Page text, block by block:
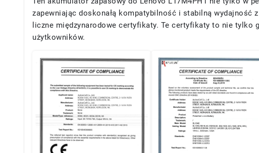
zapewniając doskonałą kompatybilność i stabilną wydajność
liczne międzynarodowe certyfikaty. Te certyfikaty to nie tylko
użytkowników.